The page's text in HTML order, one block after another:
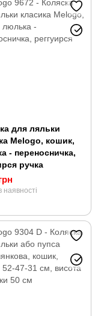
для ляльки
Melogo, кошик,
- переносничка,
ручка
наявності